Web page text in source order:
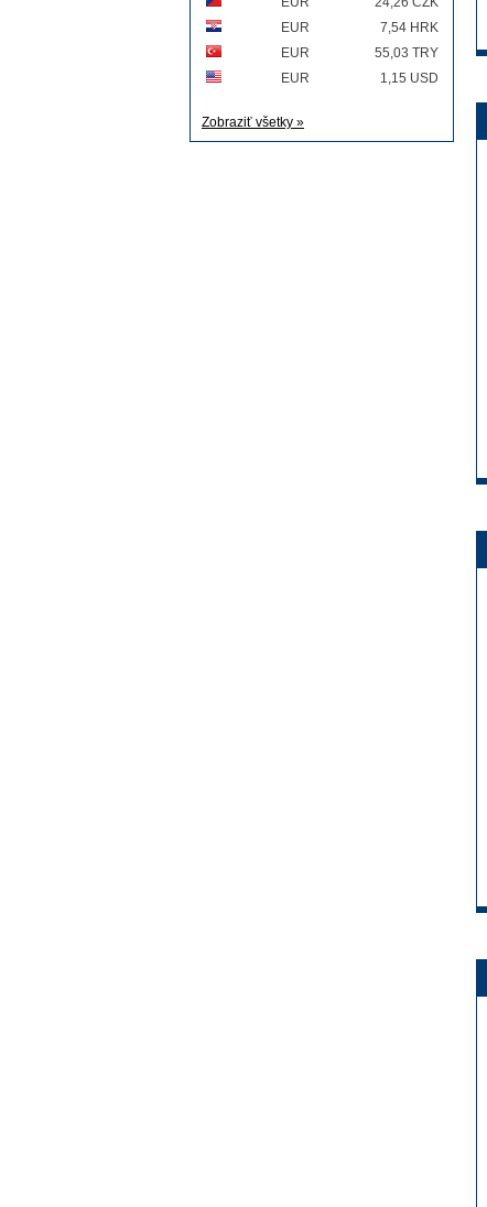
EUR
7,54 HRK
EUR
55,03 TRY
EUR
1,15 USD
Zobraziť všetky »